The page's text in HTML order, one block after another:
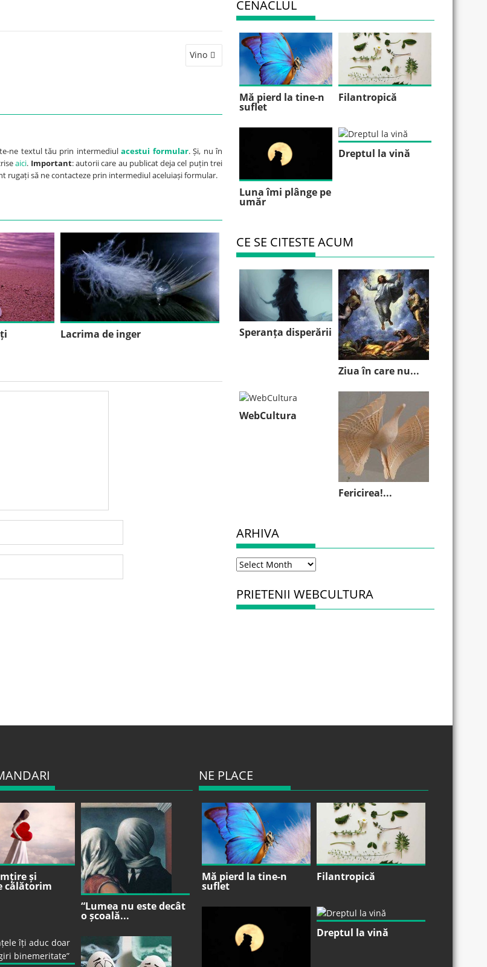
Vino
ne textul tău prin intermediulacestui formular. Și, nu în
aici. Important: autorii care au publicat deja cel puțin trei
rugați să ne contacteze prin intermediul aceluiași formular.
Lacrima de inger
CENACLUL
Mă pierd la tine-n
suflet
Filantropică
Luna îmi plânge pe
umăr
Dreptul la vină
CE SE CITESTE ACUM
Speranța disperării
Ziua în care nu...
WebCultura
Fericirea!...
ARHIVA
Arhiva
PRIETENII WEBCULTURA
și
călătorim
“Lumea nu este decât
o școală...
NE PLACE
Mă pierd la tine-n
suflet
Filantropică
Dreptul la vină